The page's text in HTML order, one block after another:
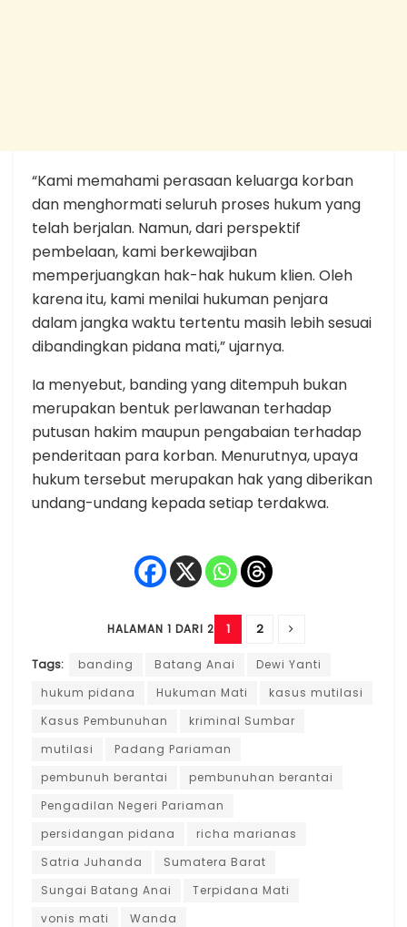
“Kami memahami perasaan keluarga korban
dan menghormati seluruh proses hukum yang
telah berjalan. Namun, dari perspektif
pembelaan, kami berkewajiban
memperjuangkan hak-hak hukum klien. Oleh
karena itu, kami menilai hukuman penjara
dalam jangka waktu tertentu masih lebih sesuai
dibandingkan pidana mati,” ujarnya.
Ia menyebut, banding yang ditempuh bukan
merupakan bentuk perlawanan terhadap
putusan hakim maupun pengabaian terhadap
penderitaan para korban. Menurutnya, upaya
hukum tersebut merupakan hak yang diberikan
undang-undang kepada setiap terdakwa.
HALAMAN 1 DARI 2 1 2
Tags: banding Batang Anai
Dewi Yanti
hukum pidana
Hukuman Mati
kasus mutilasi
Kasus Pembunuhan
kriminal Sumbar
mutilasi
Padang Pariaman
pembunuh berantai
pembunuhan berantai
Pengadilan Negeri Pariaman
persidangan pidana
richa marianas
Satria Juhanda
Sumatera Barat
Sungai Batang Anai
Terpidana Mati
vonis mati
Wanda